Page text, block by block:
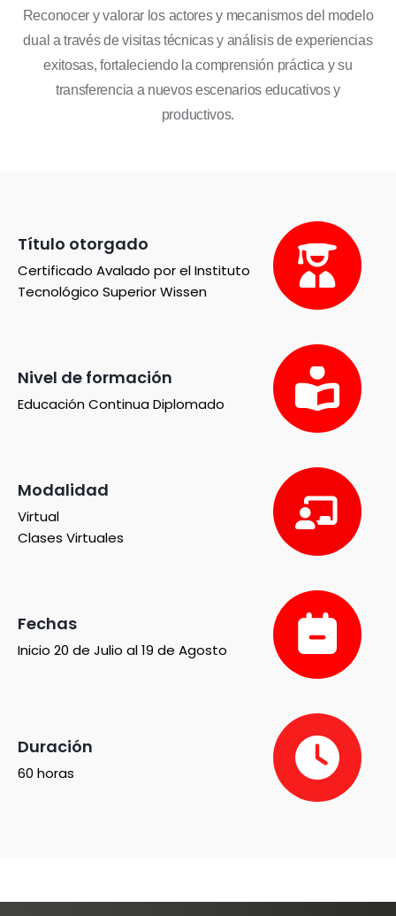
Reconocer y valorar los actores y mecanismos del modelo
dual a través de visitas técnicas y análisis de experiencias
exitosas, fortaleciendo la comprensión práctica y su
transferencia a nuevos escenarios educativos y
productivos.
Título otorgado
Certificado Avalado por el Instituto
Tecnológico Superior Wissen
Nivel de formación
Educación Continua Diplomado
Modalidad
Virtual
Clases Virtuales
Fechas
Inicio 20 de Julio al 19 de Agosto
Duración
60 horas